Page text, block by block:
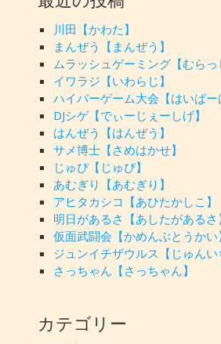
川田【かわた】
まんぜう【まんぜう】
ムラッシュゲーミング【むらっ
イワラジ【いわらじ】
ハイパーゲーム大会【はいぱー
DJシゲ【でぃーじぇーしげ】
はんぜう【はんぜう】
サメ博士【さめはかせ】
じゅぴ【じゅぴ】
あむぎり【あむぎり】
アヒタカシコ【あひたかしこ】
明日があるさ【あしたがあるさ
仮面武闘会【かめんぶとうかい
ジュンイチザウルス【じゅんい
さっちゃん【さっちゃん】
カテゴリー